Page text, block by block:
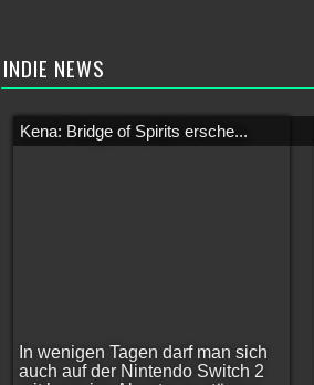
INDIE NEWS
Kena: Bridge of Spirits ersche...
In wenigen Tagen darf man sich
auch auf der Nintendo Switch 2